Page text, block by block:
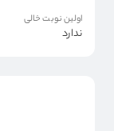
اولین نوبت خالی
ندارد